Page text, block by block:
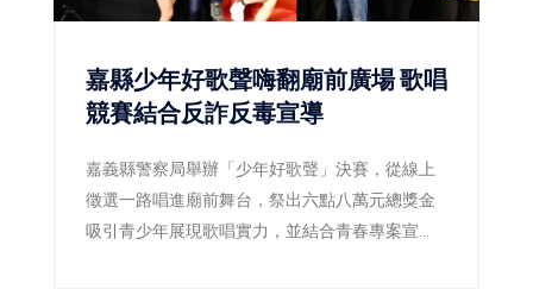
嘉縣少年好歌聲嗨翻廟前廣場 歌唱
競賽結合反詐反毒宣導
嘉義縣警察局舉辦「少年好歌聲」決賽，從線上
徵選一路唱進廟前舞台，祭出六點八萬元總獎金
吸引青少年展現歌唱實力，並結合青春專案宣